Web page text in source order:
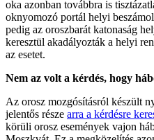
oka azonban továbbra is
oknyomozó portál helyi
pedig az oroszbarát katonaság
keresztül akadályozták a helyi
az esetet.
Nem az volt a kérdés, hogy
Az orosz mozgósításról készült
jelentős része arra a kérdésre
körüli orosz események vajon